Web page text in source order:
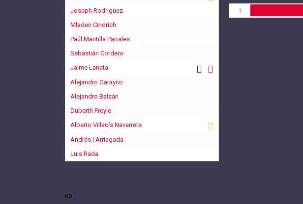
Joseph Rodríguez
Mladen Cindrich
Paúl Mantilla Parrales
Sebastián Cordero
Jaime Lanata
Alejandro Garayco
Alejandro Balzán
Duberth Freyle
Alberto Villacís Navarrete
Andrés I Arriagada
Luis Rada
1
KO